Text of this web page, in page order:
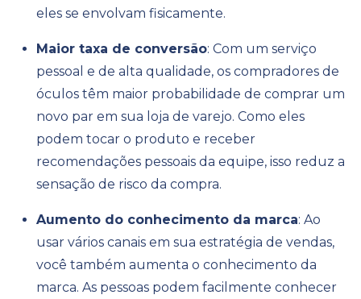
eles se envolvam fisicamente.
Maior taxa de conversão: Com um serviço
pessoal e de alta qualidade, os compradores de
óculos têm maior probabilidade de comprar um
novo par em sua loja de varejo. Como eles
podem tocar o produto e receber
recomendações pessoais da equipe, isso reduz a
sensação de risco da compra.
Aumento do conhecimento da marca: Ao
usar vários canais em sua estratégia de vendas,
você também aumenta o conhecimento da
marca. As pessoas podem facilmente conhecer